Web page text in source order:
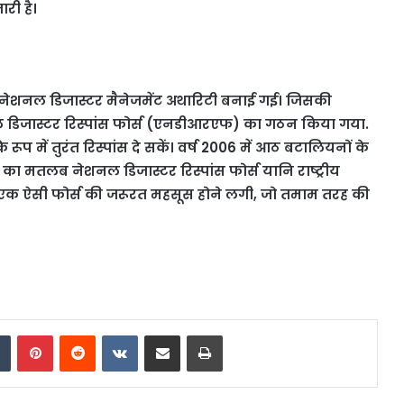
है।
डिजास्टर मैनेजमेंट अथारिटी बनाई गई। जिसकी
रिस्पांस फोर्स (एनडीआरएफ) का गठन किया गया.
रूप में तुरंत रिस्पांस दे सकें। वर्ष 2006 में आठ बटालियनों के
नेशनल डिजास्टर रिस्पांस फोर्स यानि राष्ट्रीय
फोर्स की जरूरत महसूस होने लगी, जो तमाम तरह की
TumblrPinterestReddit VKontakte
Share via Email Print